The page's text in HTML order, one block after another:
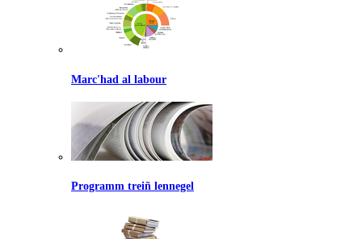
Marc'had al labour
Programm treiñ lennegel